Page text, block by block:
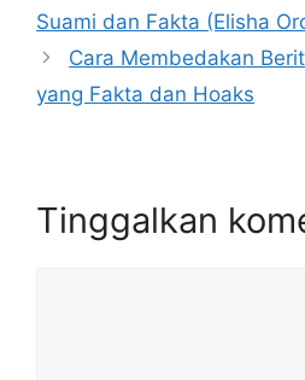
Suami dan Fakta (Elisha
Cara Membedakan
yang Fakta dan Hoaks
Tinggalkan